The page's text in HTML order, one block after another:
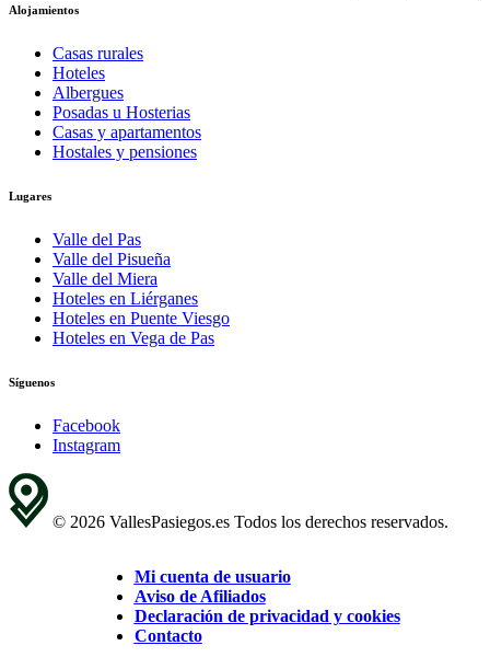
Alojamientos
Casas rurales
Hoteles
Albergues
Posadas u Hosterias
Casas y apartamentos
Hostales y pensiones
Lugares
Valle del Pas
Valle del Pisueña
Valle del Miera
Hoteles en Liérganes
Hoteles en Puente Viesgo
Hoteles en Vega de Pas
Síguenos
Facebook
Instagram
© 2026 VallesPasiegos.es Todos los derechos reservados.
Mi cuenta de usuario
Aviso de Afiliados
Declaración de privacidad y cookies
Contacto